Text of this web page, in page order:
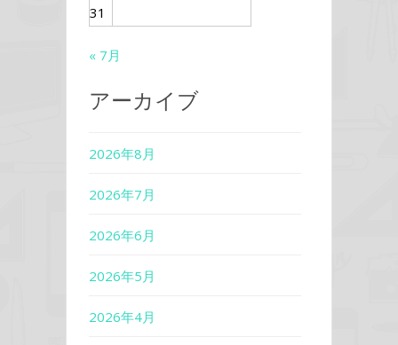
31
« 7月
アーカイブ
2026年8月
2026年7月
2026年6月
2026年5月
2026年4月